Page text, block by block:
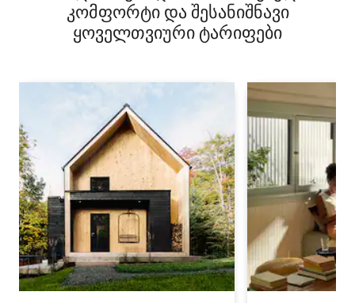
კომფორტი და შესანიშნავი
ყოველთვიური ტარიფები